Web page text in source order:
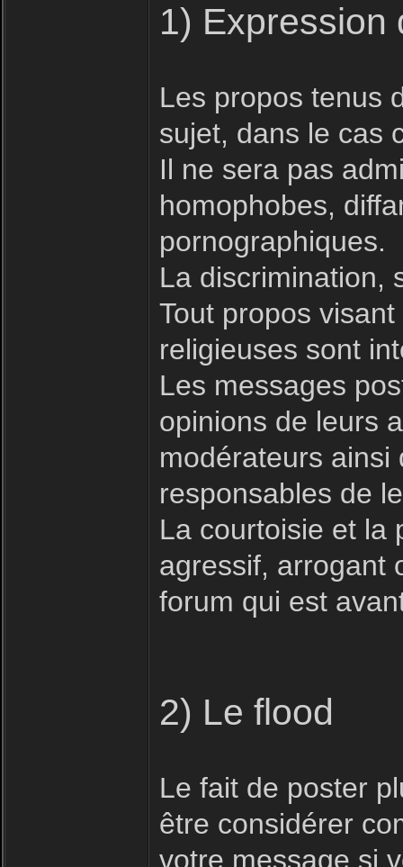
1) Expression
Les propos tenus
sujet, dans le cas
Il ne sera pas
homophobes,
pornographiques.
La discrimination,
Tout propos
religieuses sont
Les messages
opinions de leurs
modérateurs
responsables de
La courtoisie et la
agressif, arrogant
forum qui est
2) Le flood
Le fait de poster
être considérer
votre message si